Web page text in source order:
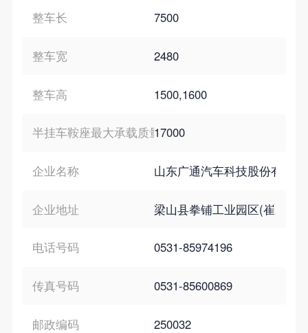
整车长 7500
整车宽 2480
整车高 1500,1600
半挂车鞍座最大承载质量17000
企业名称 山东广通汽车科技股份有限
企业地址 梁山县拳铺工业园区(崔庄村
电话号码 0531-85974196
传真号码 0531-85600869
邮政编码 250032